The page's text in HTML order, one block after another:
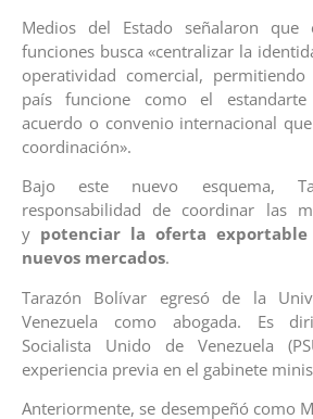
Medios del Estado señalaron que
funciones busca «centralizar la
operatividad comercial,
país funcione como el
acuerdo o convenio internacional
coordinación».
Bajo este nuevo esquema,
responsabilidad de coordinar las
y potenciar la oferta exportable
nuevos mercados.
Tarazón Bolívar egresó de la
Venezuela como abogada. Es
Socialista Unido de Venezuela
experiencia previa en el gabinete
Anteriormente, se desempeñó como